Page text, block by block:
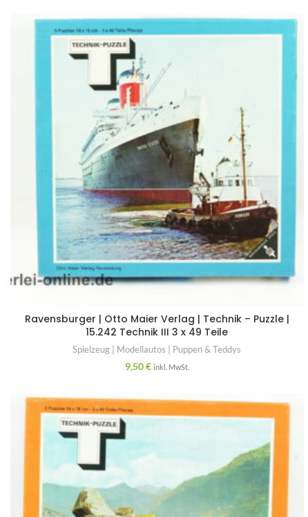
Ravensburger | Otto Maier Verlag | Technik – Puzzle |
15.242 Technik III 3 x 49 Teile
Spielzeug | Modellautos | Puppen & Teddys
9,50€ inkl. MwSt.